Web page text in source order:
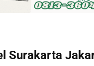
Surakarta